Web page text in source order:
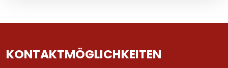
KONTAKTMÖGLICHKEITEN